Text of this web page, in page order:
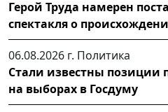
Герой Труда намерен
спектакля о
06.08.2026 г. Политика
Стали известны позиции
на выборах в Госдуму